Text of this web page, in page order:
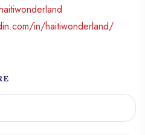
in/haitiwonderland/